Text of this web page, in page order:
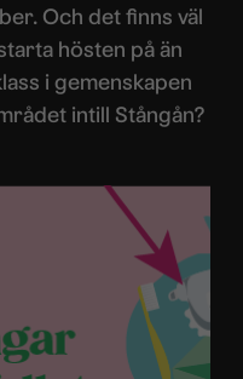
Och det finns väl
hösten på än
i gemenskapen
intill Stångån?